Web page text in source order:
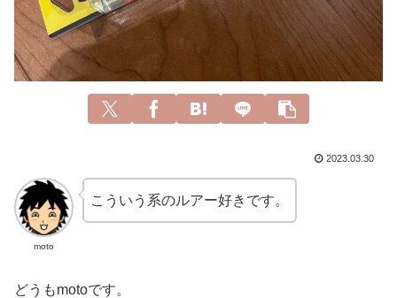
2023.03.30
moto
こういう系のルアー好きです。
どうもmotoです。